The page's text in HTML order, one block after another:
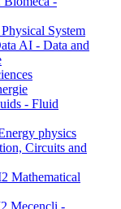
System
AI - Data and
- Fluid
physics
Circuits and
Mathematical
Mecencli -